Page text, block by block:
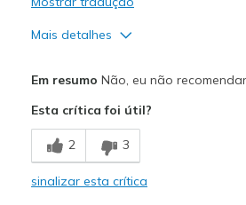
Mais detalhes
Contras
Poor Cushioning
Em resumo Não, eu não
Esta crítica foi útil?
2 3
sinalizar esta crítica